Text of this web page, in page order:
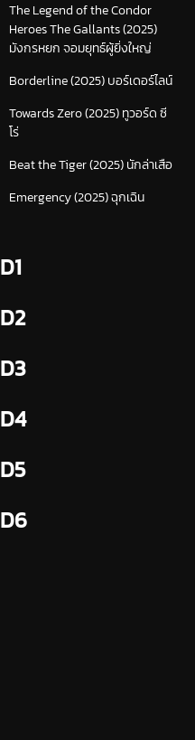
The Legend of the Condor
Heroes The Gallants (2025)
มังกรหยก จอมยุทธ์ผู้ยิ่งใหญ่
Borderline (2025) บอร์เดอร์ไลน์
Towards Zero (2025) ทูวอร์ด ซี
โร่
Beat the Tiger (2025) นักล่าเสือ
Emergency (2025) ฉุกเฉิน
D1
D2
D3
D4
D5
D6